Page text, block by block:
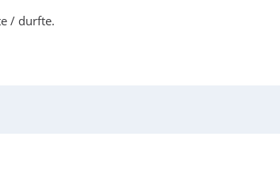
/ durfte.